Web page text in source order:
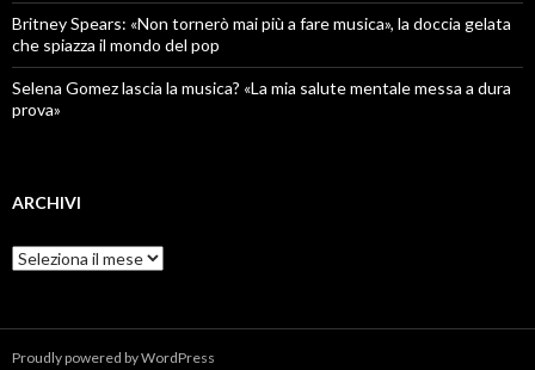
Britney Spears: «Non tornerò mai più a fare musica», la doccia gelata
che spiazza il mondo del pop
Selena Gomez lascia la musica? «La mia salute mentale messa a dura
prova»
ARCHIVI
Archivi
Proudly powered by WordPress